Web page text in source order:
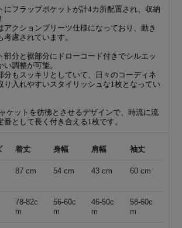
にフラップポケットが計4カ所配置され、収納
アクションプリーツ仕様になっており、動き
考慮されています。
部分と裾部分にドローコード付きでシルエッ
い調整が可能。
分もスッキリとしていて、日々のコーディネ
り入れやすいスタイリッシュな1枚となってい
ケットを彷彿とさせるデザインで、時流に流
番として長く付き合える1枚です。
着丈 身幅 肩幅 袖丈
87 cm 54 cm 43 cm 60 cm
78-82c
m
56-60c
m
46-50c
m
58-60c
m